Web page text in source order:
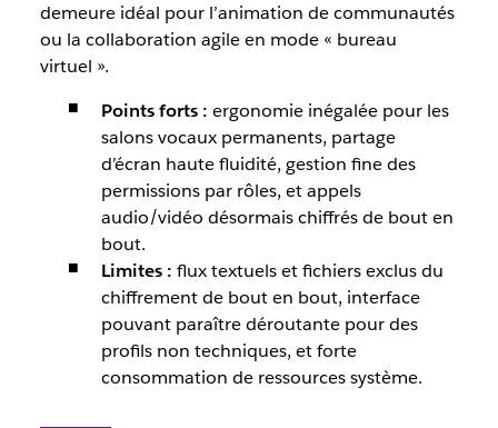
demeure idéal pour l’animation de communautés
ou la collaboration agile en mode « bureau
virtuel ».
Points forts : ergonomie inégalée pour les
salons vocaux permanents, partage
d’écran haute fluidité, gestion fine des
permissions par rôles, et appels
audio/vidéo désormais chiffrés de bout en
bout.
Limites : flux textuels et fichiers exclus du
chiffrement de bout en bout, interface
pouvant paraître déroutante pour des
profils non techniques, et forte
consommation de ressources système.